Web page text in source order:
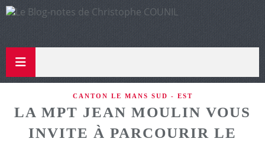
CANTON LE MANS SUD - EST
LA MPT JEAN MOULIN VOUS
INVITE À PARCOURIR LE